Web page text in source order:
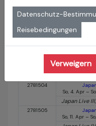
Japan
April 2027
ReiseNr. Reise &
2781504
So, 4. Apr –
Japan Live
2781505
So, 11. Apr –
Datenschutz-
Reisebedingungen
Verweigern